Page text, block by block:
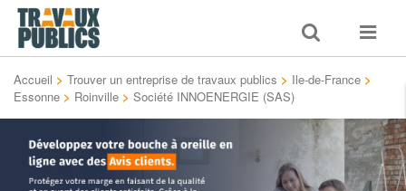
Toggle
search
Toggle
Accueil > Trouver un entreprise de travaux publics > Ile-de-France >
Essonne > Roinville > Société INNOENERGIE (SAS)